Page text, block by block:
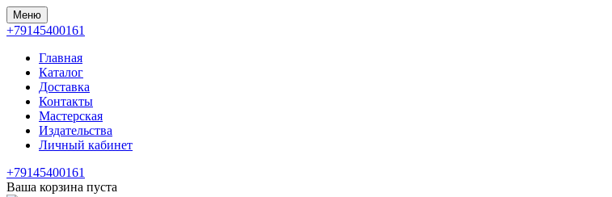
Меню
+79145400161
Главная
Каталог
Доставка
Контакты
Мастерская
Издательства
Личный кабинет
+79145400161
Ваша корзина пуста